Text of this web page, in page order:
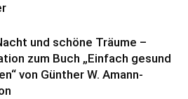
und schöne Träume –
zum Buch „Einfach gesund
von Günther W. Amann-